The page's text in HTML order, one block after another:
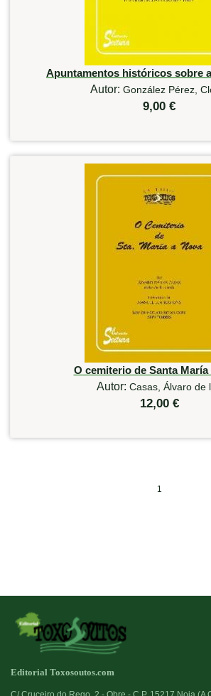
Apuntamentos históricos sobre
Autor: González Pérez,
9,00 €
O cemiterio de Santa María
Autor: Casas, Álvaro de
12,00 €
1
Editorial Toxosoutos.com